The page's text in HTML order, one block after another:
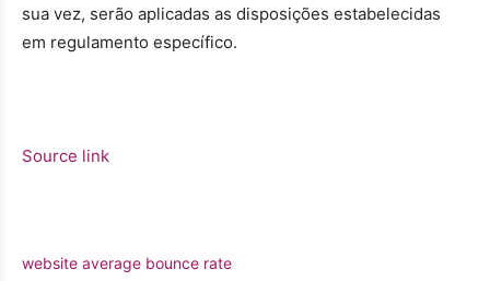
sua vez, serão aplicadas as disposições estabelecidas
em regulamento específico.
Source link
website average bounce rate